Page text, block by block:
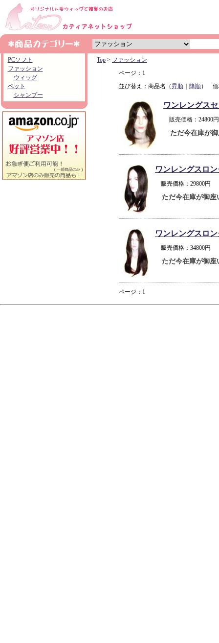
PCソフト
ファッション
ウィッグ
ペット
シャンプー
Top > ファッション
ページ：1
並び替え：商品名（昇順 降順） 価
ワンレングス
販売価格：
ただ今在庫が
ワンレングスロ
販売価格：29800
ただ今在庫が御座
ワンレングスロ
販売価格：34800
ただ今在庫が御座
ページ：1